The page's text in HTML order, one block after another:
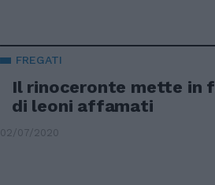
FREGATI
Il rinoceronte mette in
di leoni affamati
02/07/2020